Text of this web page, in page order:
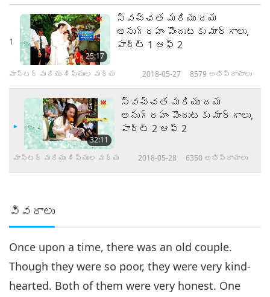
1
25:17
స్వచ్ఛత మరియు దయ
అనుగ్రహం పొందుటకు మార్గాలు,
పార్ట్ 1 ఆఫ్ 2
మాస్టర్ మరియు శిష్యుల మధ్య 2018-05-27 8579 అభిప్రాయాలు
32:11
స్వచ్ఛత మరియు దయ
అనుగ్రహం పొందుటకు మార్గాలు,
పార్ట్ 2 ఆఫ్ 2
మాస్టర్ మరియు శిష్యుల మధ్య 2018-05-28 6350 అభిప్రాయాలు
వివరాలు
Once upon a time, there was an old couple.
Though they were so poor, they were very kind-
hearted. Both of them were very honest. One